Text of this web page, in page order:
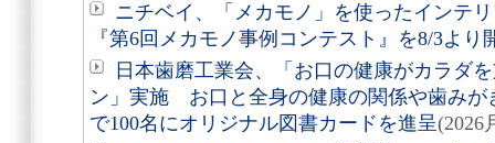
ニチベイ、「メカモノ」を使ったインテ
『第6回メカモノ事例コンテスト』を8/3より
日本歯磨工業会、「お口の健康がカラダ
ン」実施 お口と全身の健康の関係や歯みが
で100名にオリジナル図書カードを進呈(2026